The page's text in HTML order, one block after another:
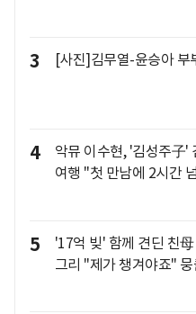
3 [사진]김무열-윤승아 부
4
악뮤 이수현, '김성주子'
여행 "첫 만남에 2시간
5
'17억 빚' 함께 견딘 친
그리 "제가 챙겨야죠" 뭉